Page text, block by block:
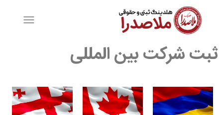
ثبت شرکت بین المللی